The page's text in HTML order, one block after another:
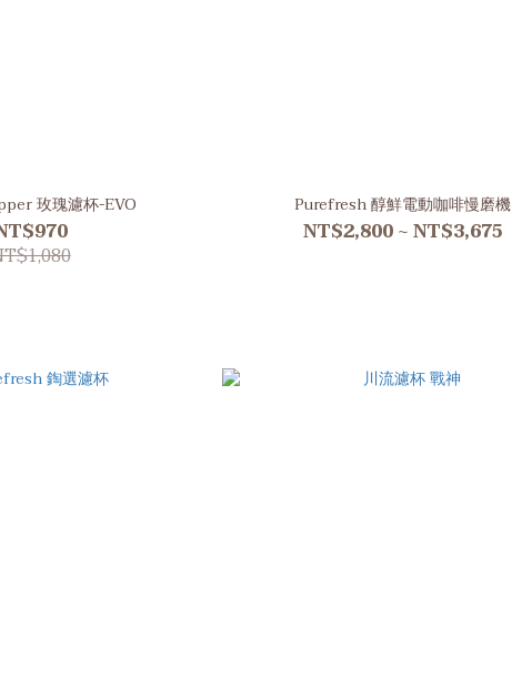
玫瑰濾杯-EVO Purefresh 醇鮮電動咖啡慢磨機
NT$2,800 ~ NT$3,675